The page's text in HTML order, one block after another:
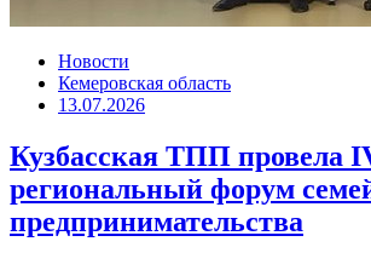
Новости
Кемеровская область
13.07.2026
Кузбасская ТПП провела
региональный форум
предпринимательства